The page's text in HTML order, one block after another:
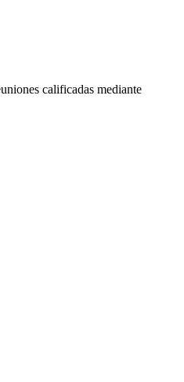
calificadas mediante